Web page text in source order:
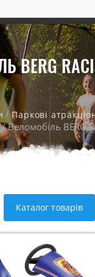
BERG
/Паркові
/ Веломобіль BERG
Каталог товарів